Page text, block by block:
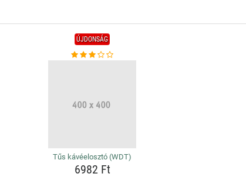
ÚJDONSÁG
Tűs kávéelosztó (WDT)
6982 Ft